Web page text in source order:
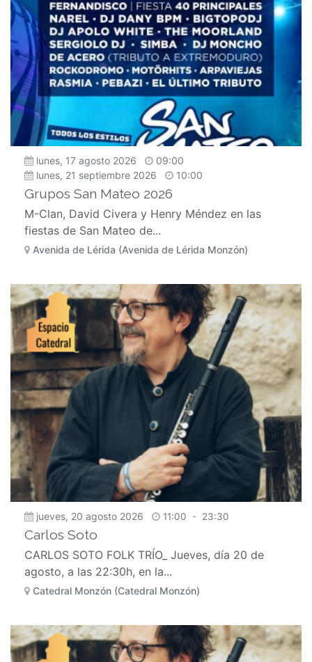
lunes, 17 agosto 2026
09:00
lunes, 21 septiembre 2026
10:00
Grupos San Mateo 2026
M-Clan, David Civera y Henry Méndez en las
fiestas de San Mateo de...
Avenida de Lérida (Avenida de Lérida Monzón)
jueves, 20 agosto 2026 11:00 - 23:30
Carlos Soto
CARLOS SOTO FOLK TRÍO_ Jueves, día 20 de
agosto, a las 22:30h, en la...
Catedral Monzón (Catedral Monzón)